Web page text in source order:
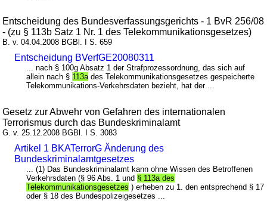
Entscheidung des Bundesverfassungsgerichts - 1 BvR 256/08
- (zu § 113b Satz 1 Nr. 1 des Telekommunikationsgesetzes)
B. v. 04.04.2008 BGBl. I S. 659
Entscheidung BVerfGE20080311
... nach § 100g Absatz 1 der Strafprozessordnung, das sich auf
allein nach § 113a des Telekommunikationsgesetzes gespeicherte
Telekommunikations-Verkehrsdaten bezieht, hat der ...
Gesetz zur Abwehr von Gefahren des internationalen
Terrorismus durch das Bundeskriminalamt
G. v. 25.12.2008 BGBl. I S. 3083
Artikel 1 BKATerrorG Änderung des
Bundeskriminalamtgesetzes
... (1) Das Bundeskriminalamt kann ohne Wissen des Betroffenen
Verkehrsdaten (§ 96 Abs. 1 und § 113a des
Telekommunikationsgesetzes ) erheben zu 1. den entsprechend § 17
oder § 18 des Bundespolizeigesetzes ...